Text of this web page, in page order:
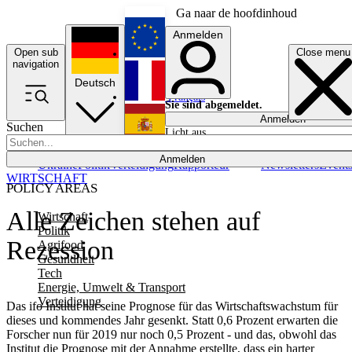
Ga naar de hoofdinhoud
Open sub
navigation
Close menu
Suchen
Anmelden
POLICY AREAS
Wirtschaft
Politik
Agrifood
Gesundheit
Tech
Energie, Umwelt & Transport
Verteidigung
UkrainePolitikVerteidigungRapporteur NewslettersEvents
Deutsch
English
Français
Anmelden
Sie sind abgemeldet.
Anmelden
Licht aus
Alle Zeichen stehen auf
Rezession
Das ifo Institut hat seine Prognose für das Wirtschaftswachstum für
dieses und kommendes Jahr gesenkt. Statt 0,6 Prozent erwarten die
Forscher nun für 2019 nur noch 0,5 Prozent - und das, obwohl das
Institut die Prognose mit der Annahme erstellte, dass ein harter
WIRTSCHAFT